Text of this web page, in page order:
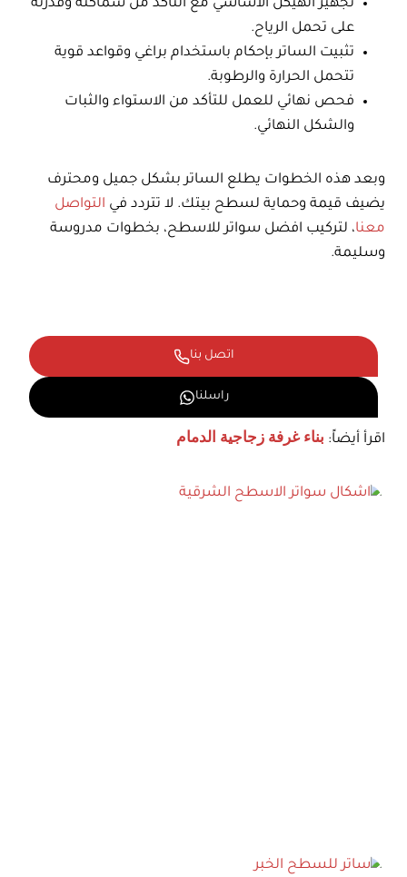
تجهيز الهيكل الأساسي مع التأكد من سماكته وقدرته
على تحمل الرياح.
تثبيت الساتر بإحكام باستخدام براغي وقواعد قوية
تتحمل الحرارة والرطوبة.
فحص نهائي للعمل للتأكد من الاستواء والثبات
والشكل النهائي.
وبعد هذه الخطوات يطلع الساتر بشكل جميل ومحترف
يضيف قيمة وحماية لسطح بيتك. لا تتردد في التواصل
معنا، لتركيب افضل سواتر للاسطح، بخطوات مدروسة
وسليمة.
اتصل بنا
راسلنا
اقرأ أيضاً: بناء غرفة زجاجية الدمام